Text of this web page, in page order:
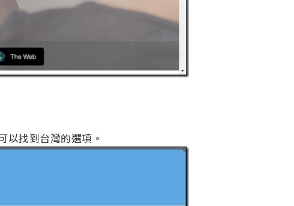
以找到台灣的選項。